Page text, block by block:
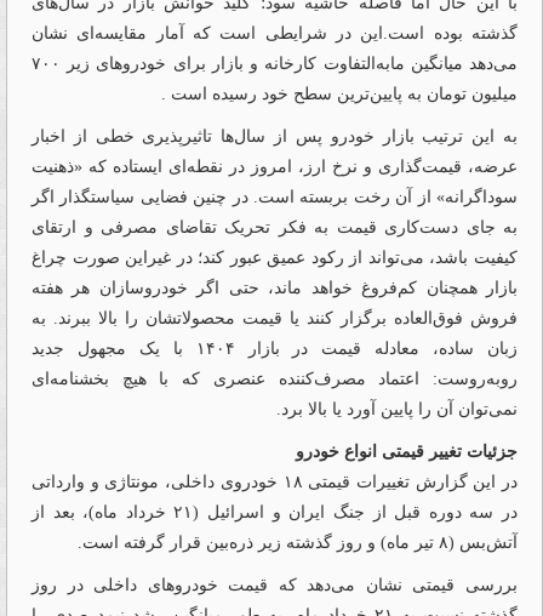
گذشته بوده است.این در شرایطی است که آمار مقایسه‌‌ای نشان
می‌دهد میانگین مابه‌‌التفاوت کارخانه و بازار برای خودروهای زیر ۷۰۰
میلیون تومان به پایین‌ترین سطح خود رسیده است .
به این ترتیب بازار خودرو پس از سال‌ها تاثیرپذیری خطی از اخبار
عرضه، قیمت‌گذاری و نرخ ارز، امروز در نقطه‌‌ای ایستاده که «ذهنیت
سوداگرانه» از آن رخت بربسته است. در چنین فضا‌‌یی سیاستگذار اگر
به ‌‌جای دست‌‌کاری قیمت به فکر تحریک تقاضای مصرفی و ارتقای
کیفیت باشد، می‌تواند از رکود عمیق عبور کند؛ در غیر‌این صورت چراغ
بازار همچنان کم‌‌فروغ خواهد ماند، حتی اگر خودروسازان هر هفته
فروش فوق‌‌العاده برگزار کنند یا قیمت محصولاتشان را بالا ببرند. به
زبان ساده، معادله قیمت در بازار ۱۴۰۴ با یک مجهول جدید
روبه‌‌روست: اعتماد مصرف‌کننده عنصری که با هیچ بخشنامه‌‌ای
نمی‌توان آن را پایین آورد یا بالا برد.
جزئیات تغییر قیمتی انواع خودرو
در این گزارش تغییرات قیمتی ۱۸ خودروی داخلی، مونتاژی و وارداتی
در سه دوره قبل از جنگ ایران و اسرائیل (۲۱ خرداد ماه)، بعد از
آتش‌‌بس (۸ تیر ماه) و روز گذشته زیر ذره‌‌بین قرار گرفته است.
بررسی قیمتی نشان می‌دهد که قیمت خودروهای داخلی در روز